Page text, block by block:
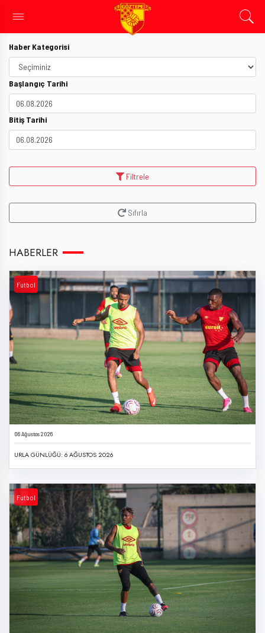
HABERLER
Haber Kategorisi
Başlangıç Tarihi
Bitiş Tarihi
Filtrele
Sıfırla
Futbol
06 Ağustos 2026
URLA GÜNLÜĞÜ: 6 AĞUSTOS 2026
Futbol